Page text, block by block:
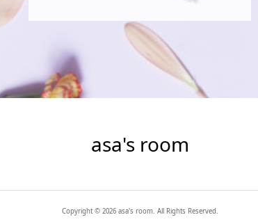
asa's room
Copyright ©2026asa's room. All Rights Reserved.